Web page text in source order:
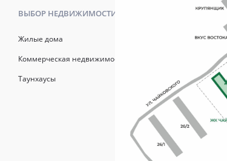
ВЫБОР НЕДВИЖИМОСТИ
Жилые дома
Коммерческая недвижимость
Таунхаусы